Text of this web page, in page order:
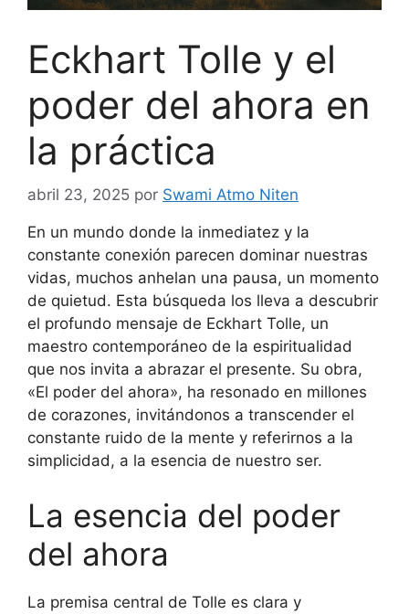
Eckhart Tolle y el
poder del ahora en
la práctica
abril 23, 2025 por Swami Atmo Niten
En un mundo donde la inmediatez y la
constante conexión parecen dominar nuestras
vidas, muchos anhelan una pausa, un momento
de quietud. Esta búsqueda los lleva a descubrir
el profundo mensaje de Eckhart Tolle, un
maestro contemporáneo de la espiritualidad
que nos invita a abrazar el presente. Su obra,
«El poder del ahora», ha resonado en millones
de corazones, invitándonos a transcender el
constante ruido de la mente y referirnos a la
simplicidad, a la esencia de nuestro ser.
La esencia del poder
del ahora
La premisa central de Tolle es clara y